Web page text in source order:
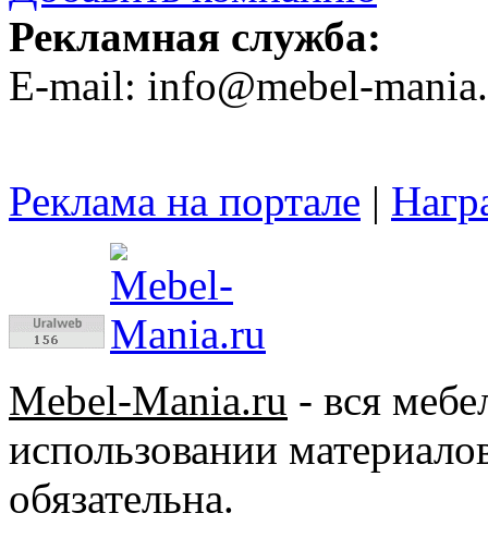
Рекламная служба:
E-mail: info@mebel-
Реклама на портале |
Mebel-Mania.ru - вся
использовании
обязательна.